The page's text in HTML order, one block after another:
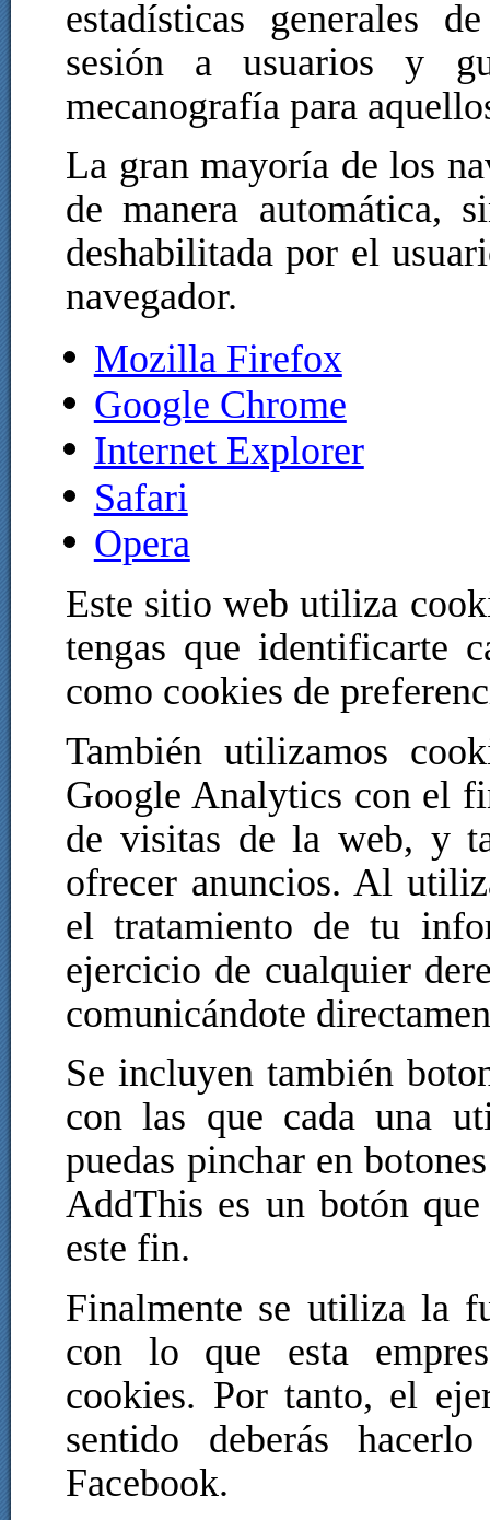
estadísticas generales
sesión a usuarios y
mecanografía para
La gran mayoría de los
de manera automática,
deshabilitada por el
navegador.
Mozilla Firefox
Google Chrome
Internet Explorer
Safari
Opera
Este sitio web utiliza
tengas que identificarte
como cookies de
También utilizamos
Google Analytics con el
de visitas de la web, y
ofrecer anuncios. Al
el tratamiento de tu
ejercicio de cualquier
comunicándote
Se incluyen también
con las que cada una
puedas pinchar en
AddThis es un botón
este fin.
Finalmente se utiliza la
con lo que esta
cookies. Por tanto, el
sentido deberás
Facebook.